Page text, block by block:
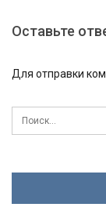
Оставьте
Для отправки